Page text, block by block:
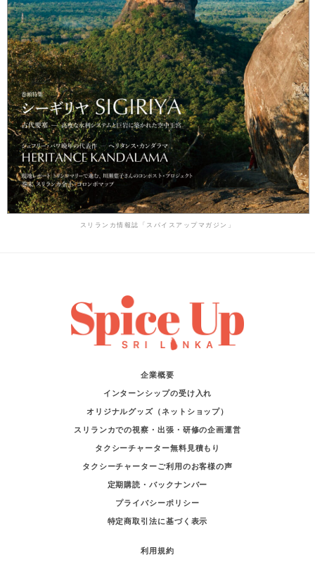
スリランカ情報誌「スパイスアップマガジン」
企業概要
インターンシップの受け入れ
オリジナルグッズ（ネットショップ）
スリランカでの視察・出張・研修の企画運営
タクシーチャーター無料見積もり
タクシーチャーターご利用のお客様の声
定期購読・バックナンバー
プライバシーポリシー
特定商取引法に基づく表示
利用規約